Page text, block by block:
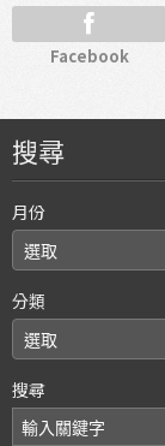
Facebook
搜尋
月份
分類
搜尋